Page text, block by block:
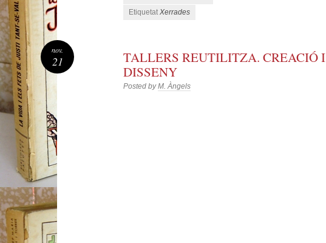
EtiquetatXerrades
TALLERS REUTILITZA. CREACIÓ I
DISSENY
Posted byM. Àngels
nov.
21